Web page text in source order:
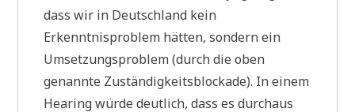
dass wir in Deutschland kein
Erkenntnisproblem hätten, sondern ein
Umsetzungsproblem (durch die oben
genannte Zuständigkeitsblockade). In einem
Hearing würde deutlich, dass es durchaus